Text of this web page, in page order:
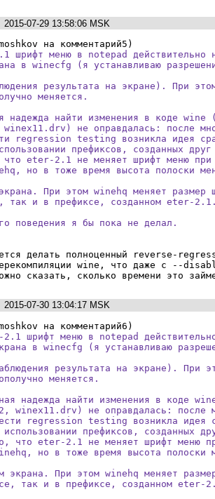
2015-07-29 13:58:06 MSK
шрифт меню в notepad действительно
в winecfg (я устанавливаю
результата на экране). При
меняется.
надежда найти изменения в коде wine
не оправдалась: после
regression testing возникла идея
префиксов, созданных
eter-2.1 не меняет шрифт меню при
но в тоже время высота полоски
При этом winehq меняет размер
так и в префиксе, созданном eter-
поведения я бы пока не делал.
делать полноценный reverse-
wine, что даже с --
сказать, сколько времени это
2015-07-30 13:04:17 MSK
шрифт меню в notepad
в winecfg (я устанавливаю
результата на экране). При
меняется.
надежда найти изменения в коде
не оправдалась: после
regression testing возникла идея
префиксов, созданных
что eter-2.1 не меняет шрифт меню
но в тоже время высота полоски
экрана. При этом winehq меняет
так и в префиксе, созданном eter-